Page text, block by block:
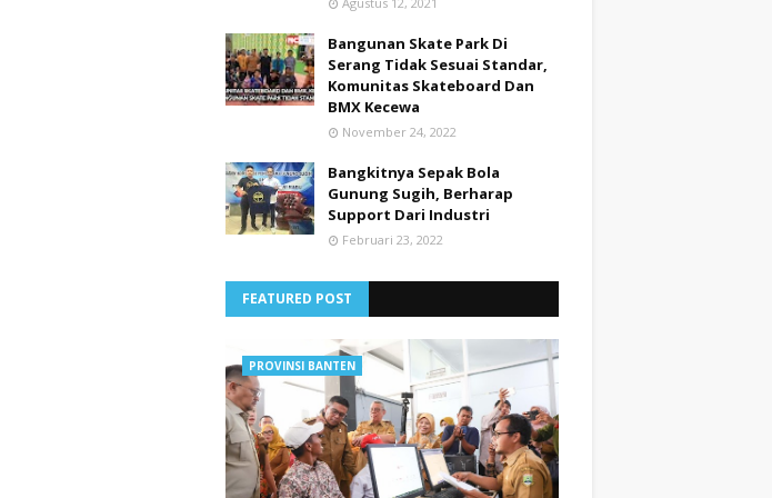
Bangunan Skate Park Di
Serang Tidak Sesuai Standar,
Komunitas Skateboard Dan
BMX Kecewa
November 24, 2022
Bangkitnya Sepak Bola
Gunung Sugih, Berharap
Support Dari Industri
Februari 23, 2022
FEATURED POST
PROVINSI BANTEN